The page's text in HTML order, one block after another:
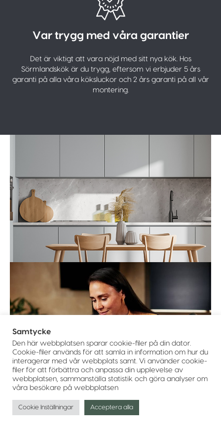
Var trygg med våra garantier
Det är viktigt att vara nöjd med sitt nya kök. Hos
Sörmlandskök är du trygg, eftersom vi erbjuder 5 års
garanti på alla våra köksluckor och 2 års garanti på all vår
montering.
Samtycke
Den här webbplatsen sparar cookie-filer på din dator.
Cookie-filer används för att samla in information om hur du
interagerar med vår webbplats samt. Vi använder cookie-
filer för att förbättra och anpassa din upplevelse av
webbplatsen, sammanställa statistik och göra analyser om
våra besökare på webbplatsen
Cookie Inställningar Acceptera alla